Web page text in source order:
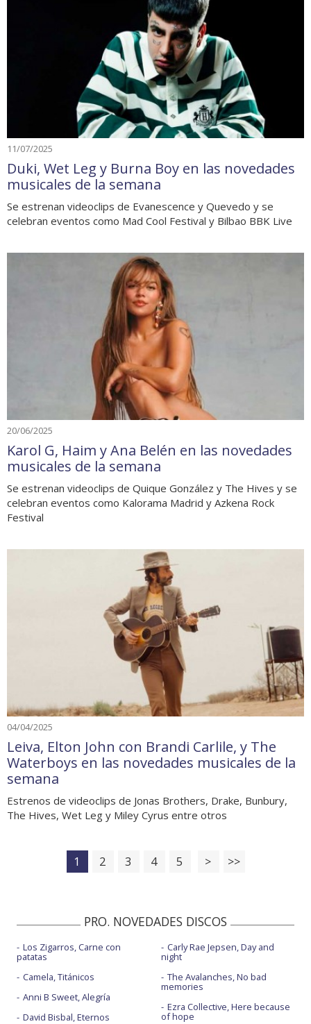
11/07/2025
Duki, Wet Leg y Burna Boy en las novedades
musicales de la semana
Se estrenan videoclips de Evanescence y Quevedo y se
celebran eventos como Mad Cool Festival y Bilbao BBK Live
20/06/2025
Karol G, Haim y Ana Belén en las novedades
musicales de la semana
Se estrenan videoclips de Quique González y The Hives y se
celebran eventos como Kalorama Madrid y Azkena Rock
Festival
04/04/2025
Leiva, Elton John con Brandi Carlile, y The
Waterboys en las novedades musicales de la
semana
Estrenos de videoclips de Jonas Brothers, Drake, Bunbury,
The Hives, Wet Leg y Miley Cyrus entre otros
1 2 3 4 5 > >>
PRO. NOVEDADES DISCOS
Los Zigarros, Carne con
patatas
Camela, Titánicos
Anni B Sweet, Alegría
David Bisbal, Eternos
Carly Rae Jepsen, Day and
night
The Avalanches, No bad
memories
Ezra Collective, Here because
of hope